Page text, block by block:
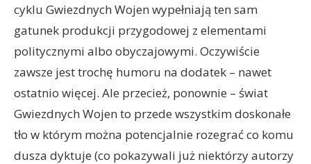
cyklu Gwiezdnych Wojen wypełniają ten sam
gatunek produkcji przygodowej z elementami
politycznymi albo obyczajowymi. Oczywiście
zawsze jest trochę humoru na dodatek – nawet
ostatnio więcej. Ale przecież, ponownie – świat
Gwiezdnych Wojen to przede wszystkim doskonałe
tło w którym można potencjalnie rozegrać co komu
dusza dyktuje (co pokazywali już niektórzy autorzy